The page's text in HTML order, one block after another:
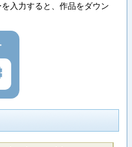
入力すると、作品をダウン